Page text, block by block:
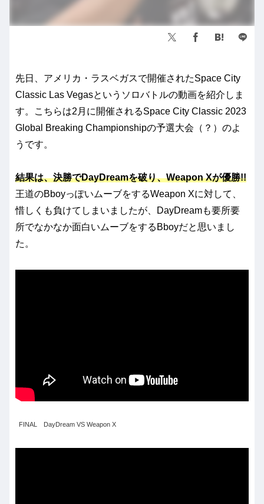
先日、アメリカ・ラスベガスで開催されたSpace City
Classic Las Vegasというソロバトルの動画を紹介しま
す。こちらは2月に開催されるSpace City Classic 2023
Global Breaking Championshipの予選大会（？）のよ
うです。
結果は、決勝でDayDreamを破り、Weapon Xが優勝!!
王道のBboyっぽいムーブをするWeapon Xに対して、
惜しくも負けてしまいましたが、DayDreamも要所要
所でなかなか面白いムーブをするBboyだと思いまし
た。
FINAL DayDream VS Weapon X